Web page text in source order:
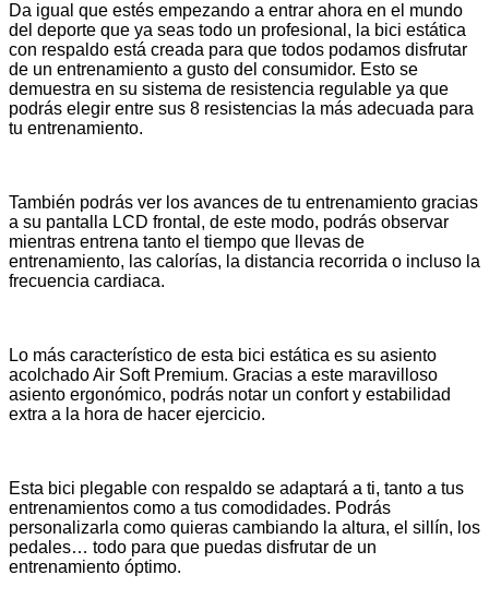
Da igual que estés empezando a entrar ahora en el mundo
del deporte que ya seas todo un profesional, la bici estática
con respaldo está creada para que todos podamos disfrutar
de un entrenamiento a gusto del consumidor. Esto se
demuestra en su sistema de resistencia regulable ya que
podrás elegir entre sus 8 resistencias la más adecuada para
tu entrenamiento.
También podrás ver los avances de tu entrenamiento gracias
a su pantalla LCD frontal, de este modo, podrás observar
mientras entrena tanto el tiempo que llevas de
entrenamiento, las calorías, la distancia recorrida o incluso la
frecuencia cardiaca.
Lo más característico de esta bici estática es su asiento
acolchado Air Soft Premium. Gracias a este maravilloso
asiento ergonómico, podrás notar un confort y estabilidad
extra a la hora de hacer ejercicio.
Esta bici plegable con respaldo se adaptará a ti, tanto a tus
entrenamientos como a tus comodidades. Podrás
personalizarla como quieras cambiando la altura, el sillín, los
pedales… todo para que puedas disfrutar de un
entrenamiento óptimo.